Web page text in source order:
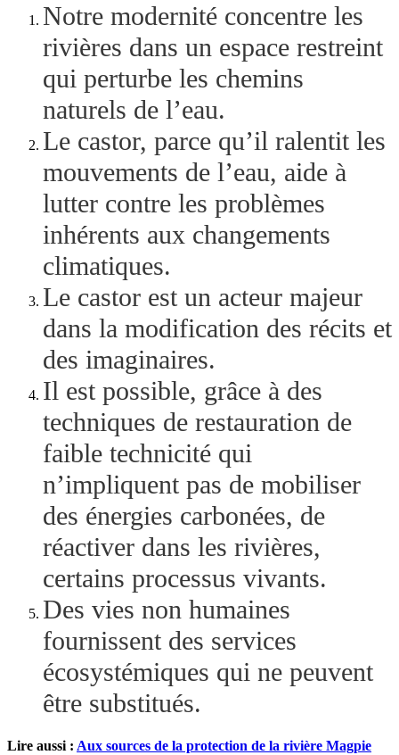
Notre modernité concentre les
rivières dans un espace restreint
qui perturbe les chemins
naturels de l’eau.
Le castor, parce qu’il ralentit les
mouvements de l’eau, aide à
lutter contre les problèmes
inhérents aux changements
climatiques.
Le castor est un acteur majeur
dans la modification des récits et
des imaginaires.
Il est possible, grâce à des
techniques de restauration de
faible technicité qui
n’impliquent pas de mobiliser
des énergies carbonées, de
réactiver dans les rivières,
certains processus vivants.
Des vies non humaines
fournissent des services
écosystémiques qui ne peuvent
être substitués.
Lire aussi : Aux sources de la protection de la rivière Magpie